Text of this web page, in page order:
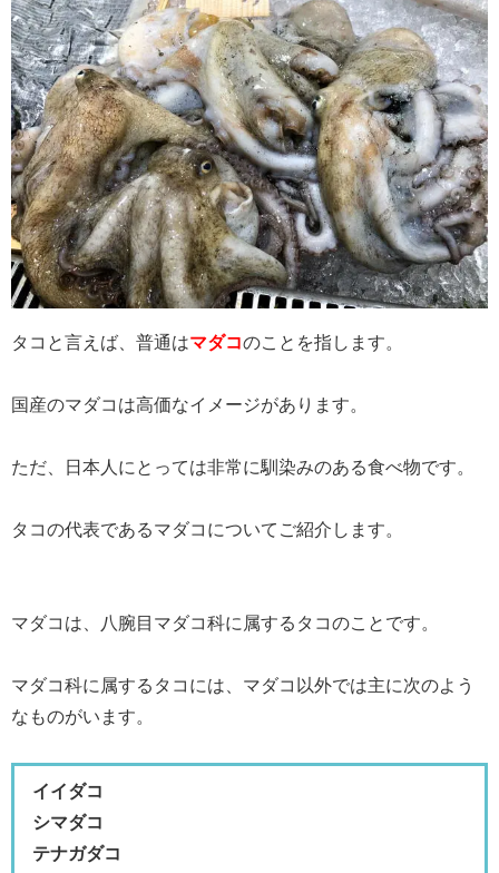
タコと言えば、普通はマダコのことを指します。
国産のマダコは高価なイメージがあります。
ただ、日本人にとっては非常に馴染みのある食べ物です。
タコの代表であるマダコについてご紹介します。
マダコは、八腕目マダコ科に属するタコのことです。
マダコ科に属するタコには、マダコ以外では主に次のよう
なものがいます。
イイダコ
シマダコ
テナガダコ